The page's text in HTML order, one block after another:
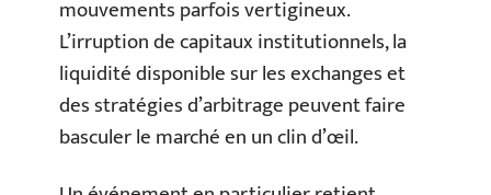
mouvements parfois vertigineux.
L’irruption de capitaux institutionnels, la
liquidité disponible sur les exchanges et
des stratégies d’arbitrage peuvent faire
basculer le marché en un clin d’œil.